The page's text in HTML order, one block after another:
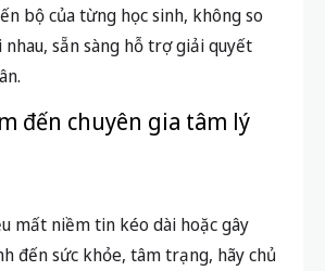
bộ của từng học sinh, không so
nhau, sẵn sàng hỗ trợ giải quyết
đến chuyên gia tâm lý
mất niềm tin kéo dài hoặc gây
đến sức khỏe, tâm trạng, hãy chủ